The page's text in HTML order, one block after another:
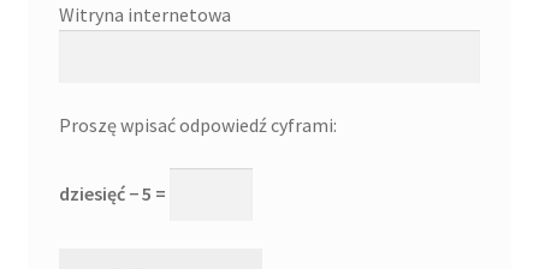
Witryna internetowa
Proszę wpisać odpowiedź cyframi:
dziesięć − 5 =